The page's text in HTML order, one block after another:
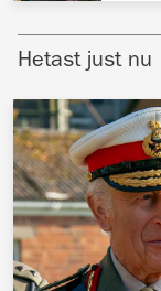
Hetast just nu